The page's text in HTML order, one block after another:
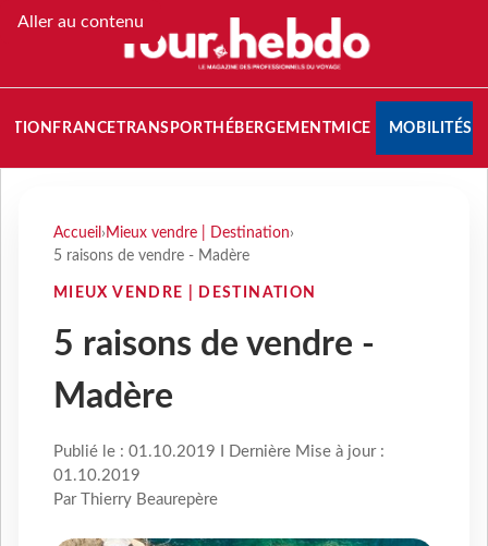
Aller au contenu
FRANCETRANSPORT HÉBERGEMENTMICE MOBILITÉS
Accueil › Mieux vendre | Destination›
5 raisons de vendre - Madère
MIEUX VENDRE | DESTINATION
5 raisons de vendre -
Madère
Publié le : 01.10.2019 I Dernière Mise à jour :
01.10.2019
Par Thierry Beaurepère